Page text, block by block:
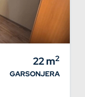
22m2
GARSONJERA